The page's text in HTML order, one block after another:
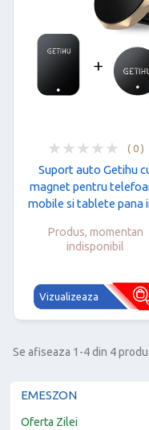
EMESZON
Oferta Zilei
Suport auto Getihu
magnet pentru
mobile si tablete pana
Produs, momentan
indisponibil
Vizualizeaza
( 0 )
Se afiseaza 1-4 din 4